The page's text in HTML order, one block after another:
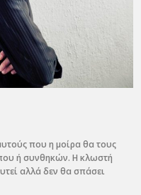
που η μοίρα θα τους
ή συνθηκών. Η κλωστή
αλλά δεν θα σπάσει